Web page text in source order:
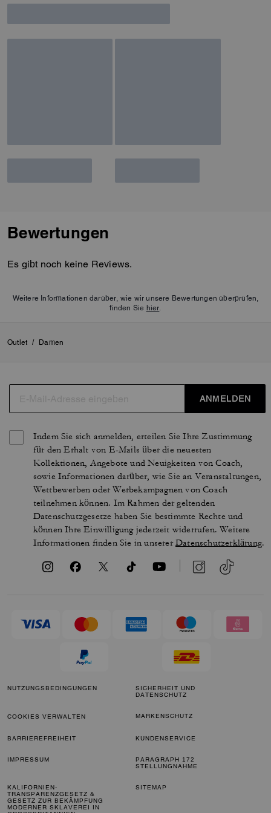
or your cart on the way to
Bewertungen
Es gibt noch keine Reviews.
Weitere Informationen darüber, wie wir unsere Bewertungen überprüfen,
finden Sie hier.
Outlet / Damen
ANMELDEN
Indem Sie sich anmelden, erteilen Sie Ihre Zustimmung
für den Erhalt von E-Mails über die neuesten
Kollektionen, Angebote und Neuigkeiten von Coach,
sowie Informationen darüber, wie Sie an Veranstaltungen,
Wettbewerben oder Werbekampagnen von Coach
teilnehmen können. Im Rahmen der geltenden
Datenschutzgesetze haben Sie bestimmte Rechte und
können Ihre Einwilligung jederzeit widerrufen. Weitere
Informationen finden Sie in unsererDatenschutzerklärung.
NUTZUNGSBEDINGUNGEN
SICHERHEIT UND
DATENSCHUTZ
COOKIES VERWALTEN MARKENSCHUTZ
BARRIEREFREIHEIT KUNDENSERVICE
IMPRESSUM
PARAGRAPH 172
STELLUNGNAHME
KALIFORNIEN-
TRANSPARENZGESETZ &
GESETZ ZUR BEKÄMPFUNG
MODERNER SKLAVEREI IN
SITEMAP